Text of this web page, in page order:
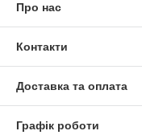
Про нас
Контакти
Доставка та оплата
Графік роботи